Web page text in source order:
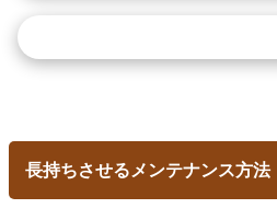
長持ちさせるメンテナンス方法